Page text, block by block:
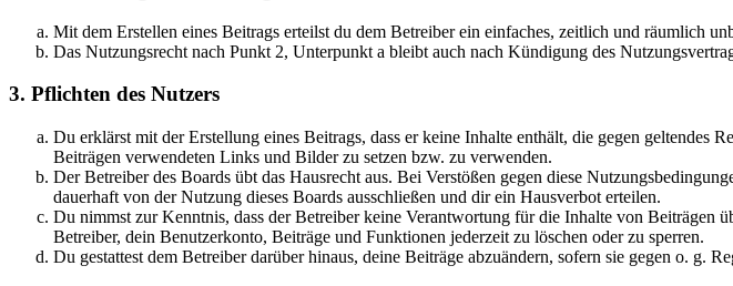
Mit dem Erstellen eines Beitrags erteilst du dem Betreiber ein einfaches, zeitlich und räumlich
Das Nutzungsrecht nach Punkt 2, Unterpunkt a bleibt auch nach Kündigung des
3. Pflichten des Nutzers
Du erklärst mit der Erstellung eines Beitrags, dass er keine Inhalte enthält, die gegen geltendes
Beiträgen verwendeten Links und Bilder zu setzen bzw. zu verwenden.
Der Betreiber des Boards übt das Hausrecht aus. Bei Verstößen gegen diese
dauerhaft von der Nutzung dieses Boards ausschließen und dir ein Hausverbot erteilen.
Du nimmst zur Kenntnis, dass der Betreiber keine Verantwortung für die Inhalte von Beiträgen
Betreiber, dein Benutzerkonto, Beiträge und Funktionen jederzeit zu löschen oder zu sperren.
Du gestattest dem Betreiber darüber hinaus, deine Beiträge abzuändern, sofern sie gegen o. g.